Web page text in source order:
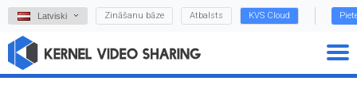
Latviski Zināšanu bāze Atbalsts KVS Cloud